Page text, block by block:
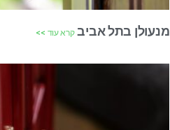
מנעולן בתל אביבקרא עוד >>